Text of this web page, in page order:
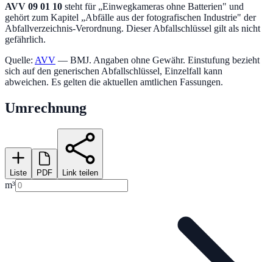
AVV 09 01 10 steht für „Einwegkameras ohne Batterien" und
gehört zum Kapitel „Abfälle aus der fotografischen Industrie" der
Abfallverzeichnis-Verordnung. Dieser Abfallschlüssel gilt als nicht
gefährlich.
Quelle: AVV — BMJ. Angaben ohne Gewähr. Einstufung bezieht
sich auf den generischen Abfallschlüssel, Einzelfall kann
abweichen. Es gelten die aktuellen amtlichen Fassungen.
Umrechnung
Liste PDF Link teilen
m³